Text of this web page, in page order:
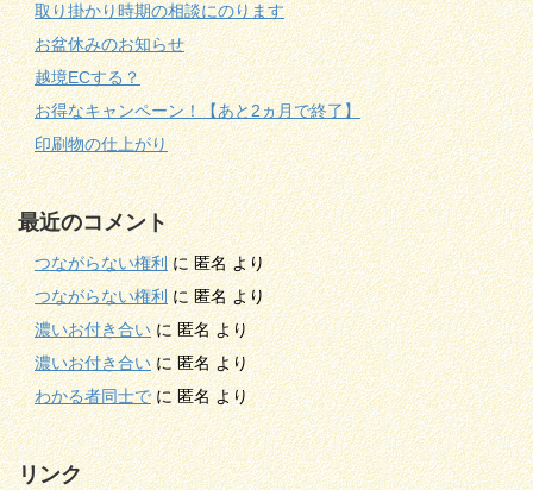
取り掛かり時期の相談にのります
お盆休みのお知らせ
越境ECする？
お得なキャンペーン！【あと2ヵ月で終了】
印刷物の仕上がり
最近のコメント
つながらない権利に匿名より
つながらない権利に匿名より
濃いお付き合いに匿名より
濃いお付き合いに匿名より
わかる者同士でに匿名より
リンク